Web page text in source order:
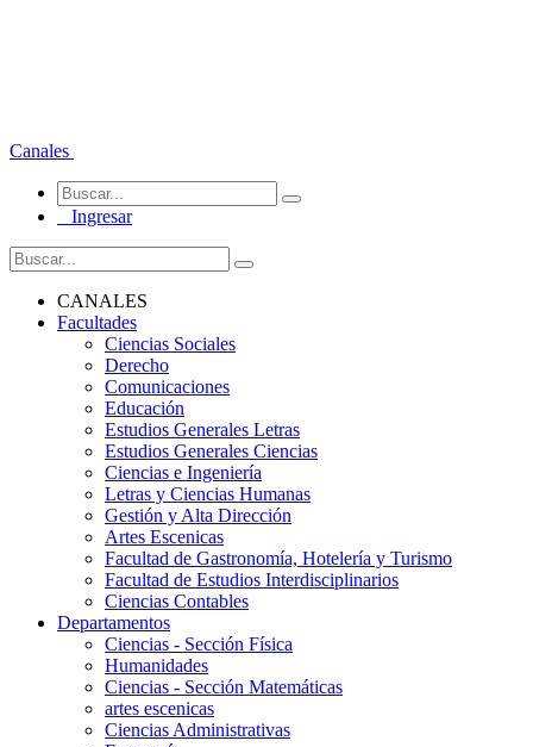
Canales
Ingresar
CANALES
Facultades
Ciencias Sociales
Derecho
Comunicaciones
Educación
Estudios Generales Letras
Estudios Generales Ciencias
Ciencias e Ingeniería
Letras y Ciencias Humanas
Gestión y Alta Dirección
Artes Escenicas
Facultad de Gastronomía, Hotelería y Turismo
Facultad de Estudios Interdisciplinarios
Ciencias Contables
Departamentos
Ciencias - Sección Física
Humanidades
Ciencias - Sección Matemáticas
artes escenicas
Ciencias Administrativas